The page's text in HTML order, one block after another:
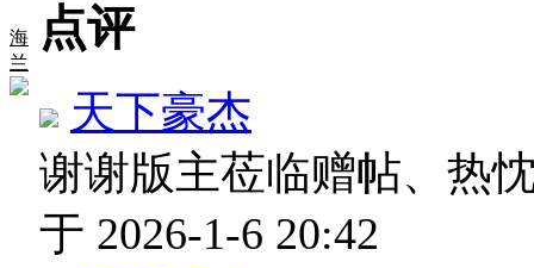
海
兰
点评
天下豪杰
谢谢版主莅临赠帖、热
于 2026-1-6 20:42